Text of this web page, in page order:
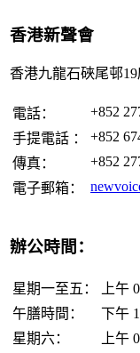
香港新聲會
香港九龍石硤尾邨19
電話：
+852
手提電話 ：
+852
傳真：
+852
電子郵箱：
辦公時間 ：
星期一至五：
上午
午膳時間 ：
下午
星期六：
上午